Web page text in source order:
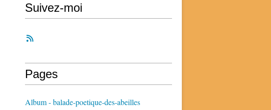
Suivez-moi
Pages
Album - balade-poetique-des-abeilles